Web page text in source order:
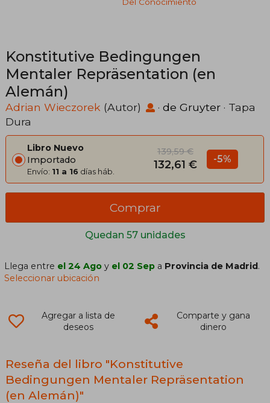
Konstitutive Bedingungen
Mentaler Repräsentation (en
Alemán)
Adrian Wieczorek (Autor) · de Gruyter · Tapa
Dura
Libro Nuevo
Importado
Envío: 11 a 16 días háb.
139,59 €
132,61 € -5%
Quedan 57 unidades
Comprar
Llega entre el 24 Ago y el 02 Sep a Provincia de Madrid.
Seleccionar ubicación
Agregar a lista de
deseos
Comparte y gana
dinero
Reseña del libro "Konstitutive
Bedingungen Mentaler Repräsentation
(en Alemán)"